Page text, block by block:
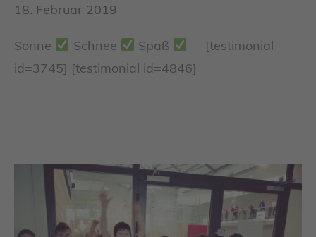
18. Februar 2019
Sonne Schnee Spaß
[testimonial
id=3745] [testimonial id=4846]